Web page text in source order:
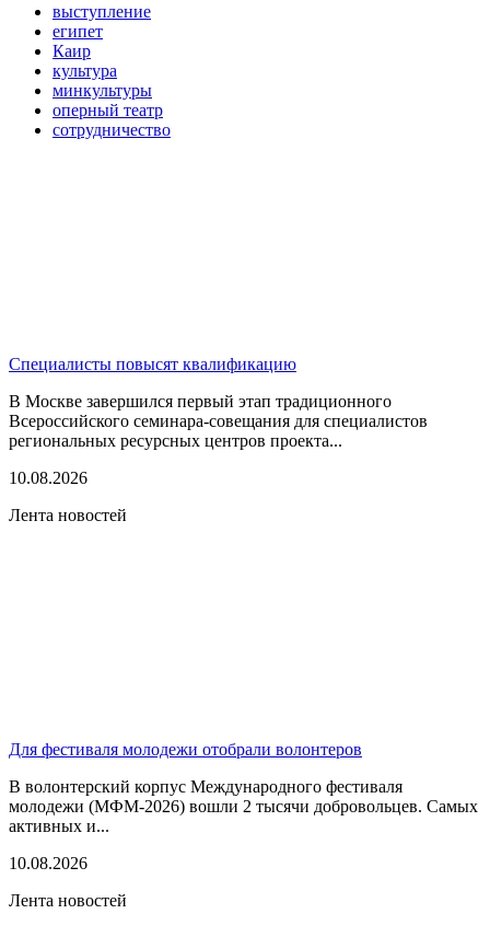
выступление
египет
Каир
культура
минкультуры
оперный театр
сотрудничество
Специалисты повысят квалификацию
В Москве завершился первый этап традиционного
Всероссийского семинара-совещания для специалистов
региональных ресурсных центров проекта...
10.08.2026
Лента новостей
Для фестиваля молодежи отобрали волонтеров
В волонтерский корпус Международного фестиваля
молодежи (МФМ-2026) вошли 2 тысячи добровольцев. Самых
активных и...
10.08.2026
Лента новостей